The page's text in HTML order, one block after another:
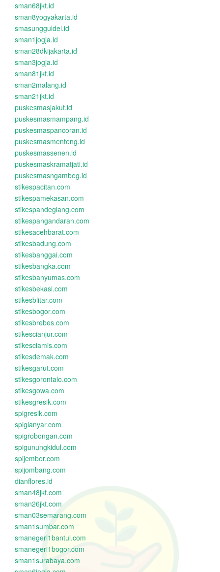
sman68jkt.id
sman8yogyakarta.id
smasungguldel.id
sman1jogja.id
sman28dkijakarta.id
sman3jogja.id
sman81jkt.id
sman2malang.id
sman21jkt.id
puskesmasjakut.id
puskesmasmampang.id
puskesmaspancoran.id
puskesmasmenteng.id
puskesmassenen.id
puskesmaskramatjati.id
puskesmasngambeg.id
stikespacitan.com
stikespamekasan.com
stikespandeglang.com
stikespangandaran.com
stikesacehbarat.com
stikesbadung.com
stikesbanggai.com
stikesbangka.com
stikesbanyumas.com
stikesbekasi.com
stikesblitar.com
stikesbogor.com
stikesbrebes.com
stikescianjur.com
stikesciamis.com
stikesdemak.com
stikesgarut.com
stikesgorontalo.com
stikesgowa.com
stikesgresik.com
spigresik.com
spigianyar.com
spigrobongan.com
spigunungkidul.com
spijember.com
spijombang.com
dianflores.id
sman48jkt.com
sman26jkt.com
sman03semarang.com
sman1sumbar.com
smanegeri1bantul.com
smanegeri1bogor.com
sman1surabaya.com